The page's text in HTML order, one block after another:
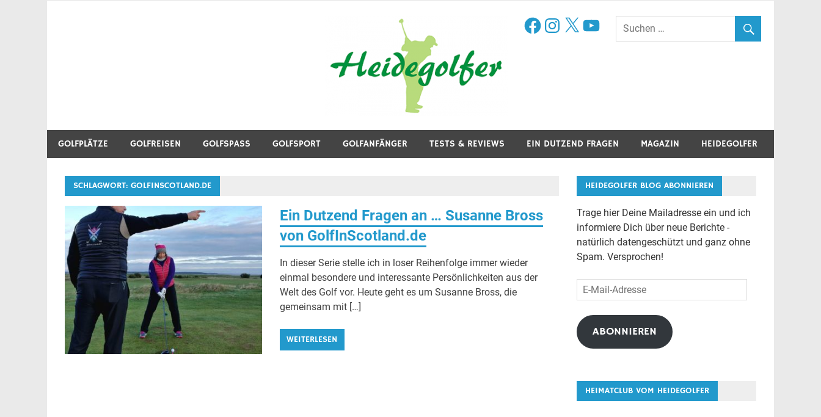
FacebookInstagram
X YouTube
GOLFPLÄTZE GOLFREISEN GOLFSPASS GOLFSPORT GOLFANFÄNGER TESTS & REVIEWS EIN DUTZEND FRAGEN MAGAZIN HEIDEGOLFER
SCHLAGWORT: GOLFINSCOTLAND.DE
Ein Dutzend Fragen an … Susanne Bross
von GolfInScotland.de
In dieser Serie stelle ich in loser Reihenfolge immer wieder
einmal besondere und interessante Persönlichkeiten aus der
Welt des Golf vor. Heute geht es um Susanne Bross, die
gemeinsam mit […]
WEITERLESEN
HEIDEGOLFER BLOG ABONNIEREN
Trage hier Deine Mailadresse ein und ich
informiere Dich über neue Berichte -
natürlich datengeschützt und ganz ohne
Spam. Versprochen!
E-
Mail-
Adresse
ABONNIEREN
HEIMATCLUB VOM HEIDEGOLFER